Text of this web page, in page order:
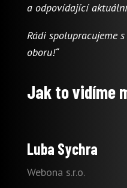
a odpovídající
Rádi spolupracujeme
oboru!“
Jak to vidíme
Luba Sychra
Webona s.r.o.